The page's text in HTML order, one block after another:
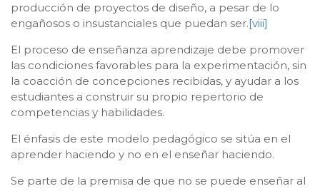
producción de proyectos de diseño, a pesar de lo
engañosos o insustanciales que puedan ser.[viii]
El proceso de enseñanza aprendizaje debe promover
las condiciones favorables para la experimentación, sin
la coacción de concepciones recibidas, y ayudar a los
estudiantes a construir su propio repertorio de
competencias y habilidades.
El énfasis de este modelo pedagógico se sitúa en el
aprender haciendo y no en el enseñar haciendo.
Se parte de la premisa de que no se puede enseñar al